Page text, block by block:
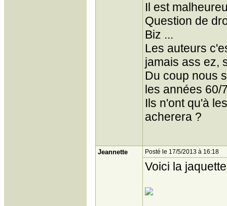
Il est
Question de
Biz ...
Les auteurs
jamais ass ez,
Du coup nous
les années 60/
Ils n'ont qu'à
acherera ?
Jeannette Posté le 17/5/2013 à 16:18
Voici la